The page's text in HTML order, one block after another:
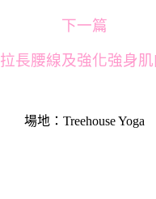
下一篇
拉長腰線及強化強身肌
場地：Treehouse Yoga